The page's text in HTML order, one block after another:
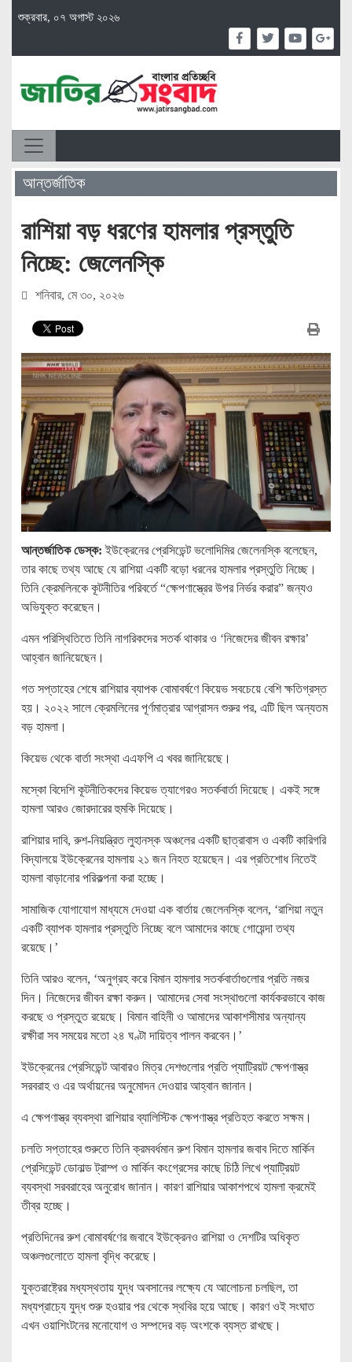
শুক্রবার, ০৭ অগাস্ট ২০২৬
আন্তর্জাতিক
রাশিয়া বড় ধরণের হামলার প্রস্তুতি
নিচ্ছে: জেলেনস্কি
শনিবার, মে ৩০, ২০২৬
আন্তর্জাতিক ডেস্ক:ইউক্রেনের প্রেসিডেন্ট ভলোদিমির জেলেনস্কি বলেছেন,
তার কাছে তথ্য আছে যে রাশিয়া একটি বড়ো ধরনের হামলার প্রস্তুতি নিচ্ছে।
তিনি ক্রেমলিনকে কূটনীতির পরিবর্তে “ক্ষেপণাস্ত্রের উপর নির্ভর করার” জন্যও
অভিযুক্ত করেছেন।
এমন পরিস্থিতিতে তিনি নাগরিকদের সতর্ক থাকার ও ‘নিজেদের জীবন রক্ষার’
আহ্বান জানিয়েছেন।
গত সপ্তাহের শেষে রাশিয়ার ব্যাপক বোমাবর্ষণে কিয়েভ সবচেয়ে বেশি ক্ষতিগ্রস্ত
হয়। ২০২২ সালে ক্রেমলিনের পূর্ণমাত্রার আগ্রাসন শুরুর পর, এটি ছিল অন্যতম
বড় হামলা।
কিয়েভ থেকে বার্তা সংস্থা এএফপি এ খবর জানিয়েছে।
মস্কো বিদেশি কূটনীতিকদের কিয়েভ ত্যাগেরও সতর্কবার্তা দিয়েছে। একই সঙ্গে
হামলা আরও জোরদারের হুমকি দিয়েছে।
রাশিয়ার দাবি, রুশ-নিয়ন্ত্রিত লুহানস্ক অঞ্চলের একটি ছাত্রাবাস ও একটি কারিগরি
বিদ্যালয়ে ইউক্রেনের হামলায় ২১ জন নিহত হয়েছেন। এর প্রতিশোধ নিতেই
হামলা বাড়ানোর পরিকল্পনা করা হচ্ছে।
সামাজিক যোগাযোগ মাধ্যমে দেওয়া এক বার্তায় জেলেনস্কি বলেন, ‘রাশিয়া নতুন
একটি ব্যাপক হামলার প্রস্তুতি নিচ্ছে বলে আমাদের কাছে গোয়েন্দা তথ্য
রয়েছে।’
তিনি আরও বলেন, ‘অনুগ্রহ করে বিমান হামলার সতর্কবার্তাগুলোর প্রতি নজর
দিন। নিজেদের জীবন রক্ষা করুন। আমাদের সেবা সংস্থাগুলো কার্যকরভাবে কাজ
করছে ও প্রস্তুত রয়েছে। বিমান বাহিনী ও আমাদের আকাশসীমার অন্যান্য
রক্ষীরা সব সময়ের মতো ২৪ ঘণ্টা দায়িত্ব পালন করবেন।’
ইউক্রেনের প্রেসিডেন্ট আবারও মিত্র দেশগুলোর প্রতি প্যাট্রিয়ট ক্ষেপণাস্ত্র
সরবরাহ ও এর অর্থায়নের অনুমোদন দেওয়ার আহ্বান জানান।
এ ক্ষেপণাস্ত্র ব্যবস্থা রাশিয়ার ব্যালিস্টিক ক্ষেপণাস্ত্র প্রতিহত করতে সক্ষম।
চলতি সপ্তাহের শুরুতে তিনি ক্রমবর্ধমান রুশ বিমান হামলার জবাব দিতে মার্কিন
প্রেসিডেন্ট ডোনাল্ড ট্রাম্প ও মার্কিন কংগ্রেসের কাছে চিঠি লিখে প্যাট্রিয়ট
ব্যবস্থা সরবরাহের অনুরোধ জানান। কারণ রাশিয়ার আকাশপথে হামলা ক্রমেই
তীব্র হচ্ছে।
প্রতিদিনের রুশ বোমাবর্ষণের জবাবে ইউক্রেনও রাশিয়া ও দেশটির অধিকৃত
অঞ্চলগুলোতে হামলা বৃদ্ধি করেছে।
যুক্তরাষ্ট্রের মধ্যস্থতায় যুদ্ধ অবসানের লক্ষ্যে যে আলোচনা চলছিল, তা
মধ্যপ্রাচ্যে যুদ্ধ শুরু হওয়ার পর থেকে স্থবির হয়ে আছে। কারণ ওই সংঘাত
এখন ওয়াশিংটনের মনোযোগ ও সম্পদের বড় অংশকে ব্যস্ত রাখছে।